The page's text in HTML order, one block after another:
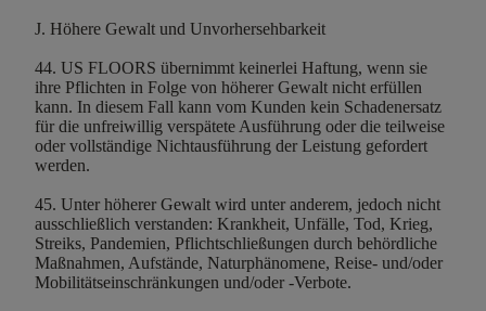
J. Höhere Gewalt und Unvorhersehbarkeit
44. US FLOORS übernimmt keinerlei Haftung, wenn sie
ihre Pflichten in Folge von höherer Gewalt nicht erfüllen
kann. In diesem Fall kann vom Kunden kein Schadenersatz
für die unfreiwillig verspätete Ausführung oder die teilweise
oder vollständige Nichtausführung der Leistung gefordert
werden.
45. Unter höherer Gewalt wird unter anderem, jedoch nicht
ausschließlich verstanden: Krankheit, Unfälle, Tod, Krieg,
Streiks, Pandemien, Pflichtschließungen durch behördliche
Maßnahmen, Aufstände, Naturphänomene, Reise- und/oder
Mobilitätseinschränkungen und/oder -Verbote.